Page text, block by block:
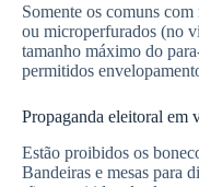
Somente os comuns
ou microperfurados (no
tamanho máximo do
permitidos
Propaganda eleitoral em
Estão proibidos os
Bandeiras e mesas para